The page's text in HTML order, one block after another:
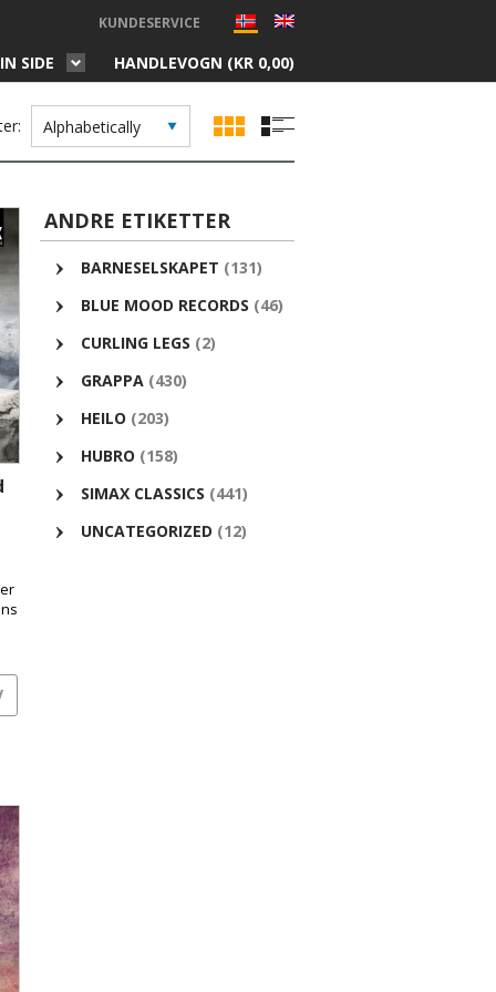
KUNDESERVICE
SIDE HANDLEVOGN (KR 0,00)
ANDRE ETIKETTER
BARNESELSKAPET (131)
BLUE MOOD RECORDS (46)
CURLING LEGS (2)
GRAPPA (430)
HEILO (203)
HUBRO (158)
SIMAX CLASSICS (441)
UNCATEGORIZED (12)